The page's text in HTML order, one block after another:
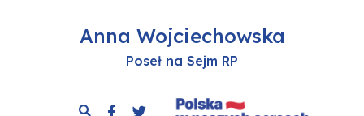
Anna Wojciechowska
Poseł na Sejm RP